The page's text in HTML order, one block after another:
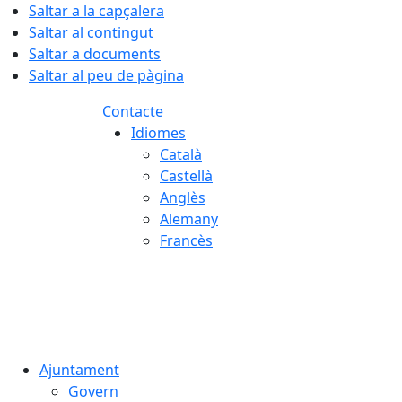
Saltar a la capçalera
Saltar al contingut
Saltar a documents
Saltar al peu de pàgina
Contacte
Idiomes
Català
Castellà
Anglès
Alemany
Francès
Ajuntament
Govern